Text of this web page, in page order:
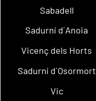
Sabadell
Sadurní d´Anoia
Vicenç dels Horts
Sadurní d´Osormort
Vic